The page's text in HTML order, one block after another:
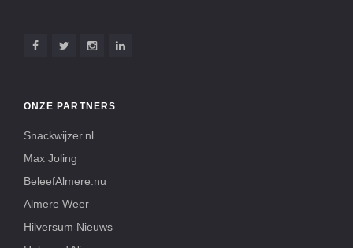
ONZE PARTNERS
Snackwijzer.nl
Max Joling
BeleefAlmere.nu
Almere Weer
Hilversum Nieuws